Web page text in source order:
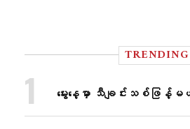
TRENDING
မွေးနေ့မှာ သီချင်းသစ်ဖြန့်